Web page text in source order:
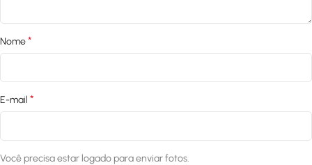
Nome*
E-mail *
Você precisa estar logado para enviar fotos.